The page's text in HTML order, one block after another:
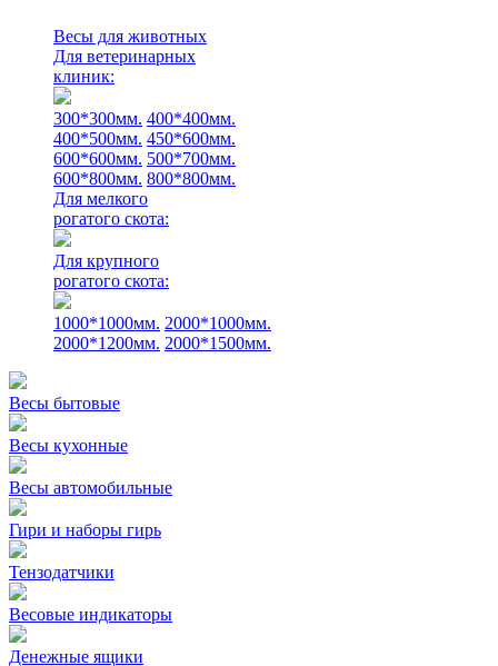
Весы для животных
Для ветеринарных
клиник:
300*300мм. 400*400мм.
400*500мм. 450*600мм.
600*600мм. 500*700мм.
600*800мм. 800*800мм.
Для мелкого
рогатого скота:
Для крупного
рогатого скота:
1000*1000мм. 2000*1000мм.
2000*1200мм. 2000*1500мм.
Весы бытовые
Весы кухонные
Весы автомобильные
Гири и наборы гирь
Тензодатчики
Весовые индикаторы
Денежные ящики